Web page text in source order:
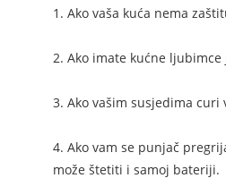
1. Ako vaša kuća nema
2. Ako imate kućne
3. Ako vašim susjedima curi
4. Ako vam se punjač
može štetiti i samoj bateriji.